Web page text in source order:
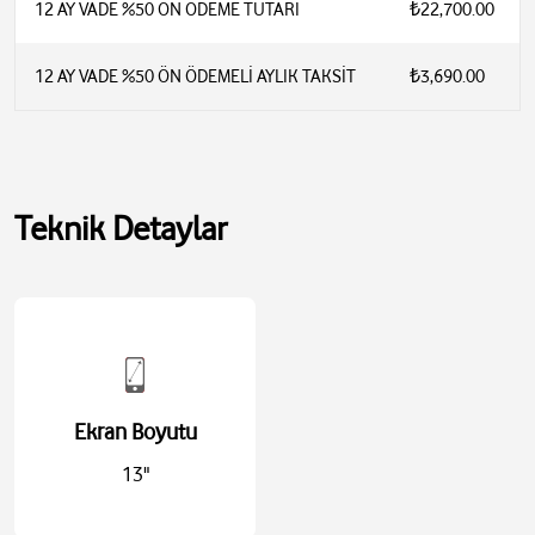
12 AY VADE %50 ÖN ÖDEME TUTARI ₺22,700.00
12 AY VADE %50 ÖN ÖDEMELİ AYLIK TAKSİT ₺3,690.00
Teknik Detaylar
Ekran Boyutu
13"